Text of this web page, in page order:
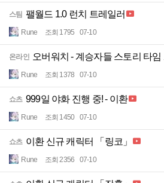
스팀 팰월드 1.0 런치 트레일러
Rune 조회 1795 07-10
온라인 오버워치 - 계승자들 스토리 타임
Rune 조회 1378 07-10
쇼츠 999일 야화 진행 중! - 이환
Rune 조회 1450 07-10
쇼츠 이환 신규 캐릭터 「링코」
Rune 조회 2356 07-10